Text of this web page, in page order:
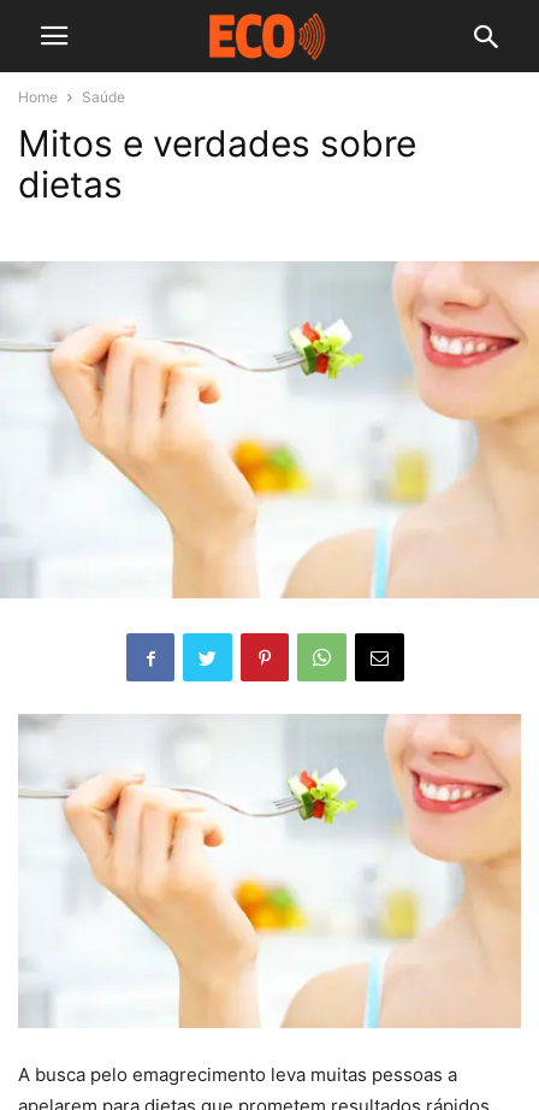
Home Saúde
Mitos e verdades sobre
dietas
A busca pelo emagrecimento leva muitas pessoas a